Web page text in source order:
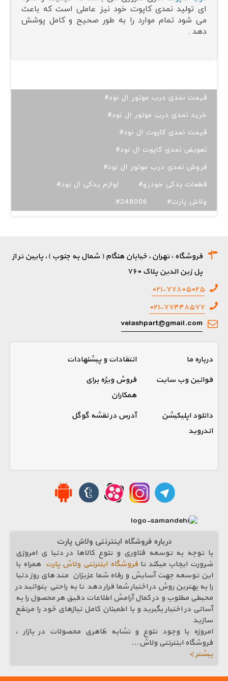
ای تولید نمدی کاپوت خود نیز عاملی است که باعث
می شود تمام موارد را به طور صحیح و کامل پوشش
دهد .
#قیمت نمدی درب موتور ال نود
#خرید نمدی درب موتور ال نود
#قیمت نمدی کاپوت ال نود
#تعویض نمدی کاپوت ال نود
#فروش نمدی درب موتور ال نود
#قطعات یدکی خودرو
#لوازم یدکی ال نود
#ولاش پارت
#248006
فروشگاه : تهران، خیابان هنگام ( شمال به جنوب )، پایین تر از
پل زین الدین پلاک ۷۶۰
۰۲۱-۷۷۸۰۵۰۲۵
۰۲۱-۷۷۴۴۸۵۷۷
velashpart@gmail.com
درباره ما
انتقادات و پیشنهادات
قوانین وب سایت
فروش ویژه برای
همکاران
دانلود اپلیکیشن
اندروید
آدرس در نقشه گوگل
درباره فروشگاه اینترنتی ولاش پارت
با توجه به توسعه فناوری و تنوع کالاها در دنیا ی امروزی
ضرورت ایجاب میکند تافروشگاه اینترنتی ولاش پارت همراه با
این توسعه جهت آسایش و رفاه شما عزیزان متد های روز دنیا
را به بهترین روش در اختیار شما قرار دهد تا به راحتی بتوانید در
محیطی مطلوب و در کمال آرامش اطلاعات دقیق هر محصول را به
آسانی در اختیار بگیرید و با اطمینان کامل نیازهای خود را مرتفع
سازيد
امروزه با وجود تنوع و تشابه ظاهری محصولات در بازار ،
فروشگاه اینترنتی ولاش...
بیشتر >